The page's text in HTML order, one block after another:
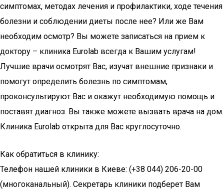
симптомах, методах лечения и профилактики, ходе течения
болезни и соблюдении диеты после нее? Или же Вам
необходим осмотр? Вы можете записаться на прием к
доктору – клиника Eurolab всегда к Вашим услугам!
Лучшие врачи осмотрят Вас, изучат внешние признаки и
помогут определить болезнь по симптомам,
проконсультируют Вас и окажут необходимую помощь и
поставят диагноз. Вы также можете вызвать врача на дом.
Клиника Eurolab открыта для Вас круглосуточно.
Как обратиться в клинику:
Телефон нашей клиники в Киеве: (+38 044) 206-20-00
(многоканальный). Секретарь клиники подберет Вам